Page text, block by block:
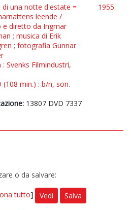
di una notte d'estate =
leende /
e diretto da Ingmar
; musica di Erik
; fotografia Gunnar
: Svenks Filmindustri,
(108 min.) : b/n, son.
13807 DVD 7337
1955.
o da salvare:
tutto] Vedi Salva